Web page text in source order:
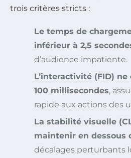
trois critères stricts :
Le temps de
inférieur à 2,5
d’audience impatiente.
L’interactivité (FID)
100 millisecondes,
rapide aux actions des
La stabilité visuelle
maintenir en dessous
décalages perturbants